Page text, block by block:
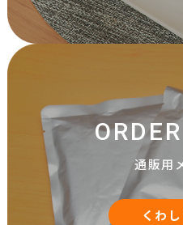
通販用
くわ